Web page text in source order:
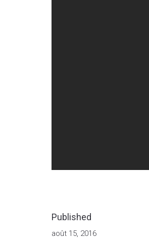
Published
août 15, 2016